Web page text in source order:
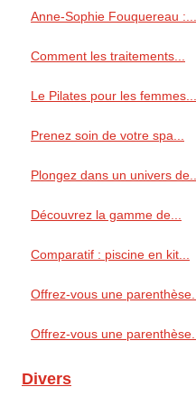
Anne‑Sophie Fouquereau :...
Comment les traitements...
Le Pilates pour les femmes...
Prenez soin de votre spa...
Plongez dans un univers de...
Découvrez la gamme de...
Comparatif : piscine en kit...
Offrez-vous une parenthèse...
Offrez-vous une parenthèse...
Divers